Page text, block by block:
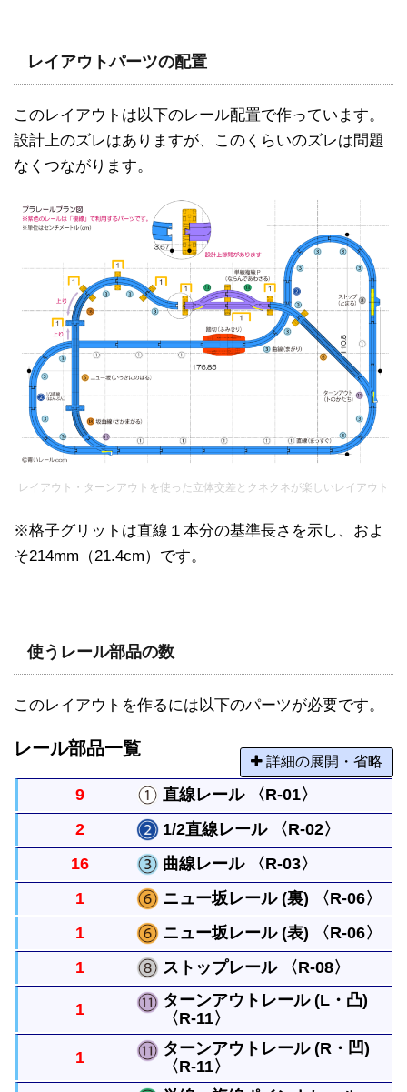
レイアウトパーツの配置
このレイアウトは以下のレール配置で作っています。
設計上のズレはありますが、このくらいのズレは問題
なくつながります。
レイアウト・ターンアウトを使った立体交差とクネクネが楽しいレイアウト
※格子グリットは直線１本分の基準長さを示し、およ
そ214mm（21.4cm）です。
使うレール部品の数
このレイアウトを作るには以下のパーツが必要です。
レール部品一覧
詳細の展開・省略
9 直線レール 〈R-01〉
まっすぐなレールですべてのレールの基本になる長
さです。
2 1/2直線レール 〈R-02〉
直線レールの半分の長さのまっすぐなレールです。
16 曲線レール 〈R-03〉
曲がったレールで半径は直線レール１本と同じで
す。円には８本必要です。
1 ニュー坂レール (裏) 〈R-06〉
直線レール２本の長さで橋脚ブロックの高さまで上
げられます。両面使う事ができます。（パーツに表
裏の決まりはありませんが、上る方向に向かって凸
を表として区別しています）
1 ニュー坂レール (表) 〈R-06〉
直線レール２本の長さで橋脚ブロックの高さまで上
げられます。両面使う事ができます。（パーツに表
裏の決まりはありませんが、上る方向に向かって凸
を表として区別しています）
1 ストップレール 〈R-08〉
駅など電車を停めたい場所で使います。レバーの切
替で停車・発車を切り替えられます。
1
ターンアウトレール (L・凸)
〈R-11〉
直線レールから分かれるレールです。曲がったレー
1
ターンアウトレール (R・凹)
〈R-11〉